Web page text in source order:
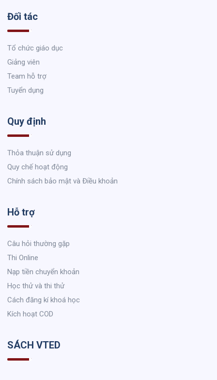
Đối tác
Tổ chức giáo dục
Giảng viên
Team hỗ trợ
Tuyển dụng
Quy định
Thỏa thuận sử dụng
Quy chế hoạt động
Chính sách bảo mật và Điều khoản
Hỗ trợ
Câu hỏi thường gặp
Thi Online
Nạp tiền chuyển khoản
Học thử và thi thử
Cách đăng kí khoá học
Kích hoạt COD
SÁCH VTED